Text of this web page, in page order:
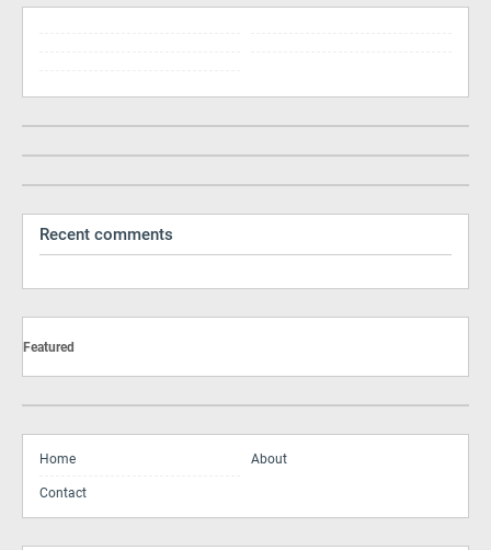
Recent comments
Featured
Home About
Contact